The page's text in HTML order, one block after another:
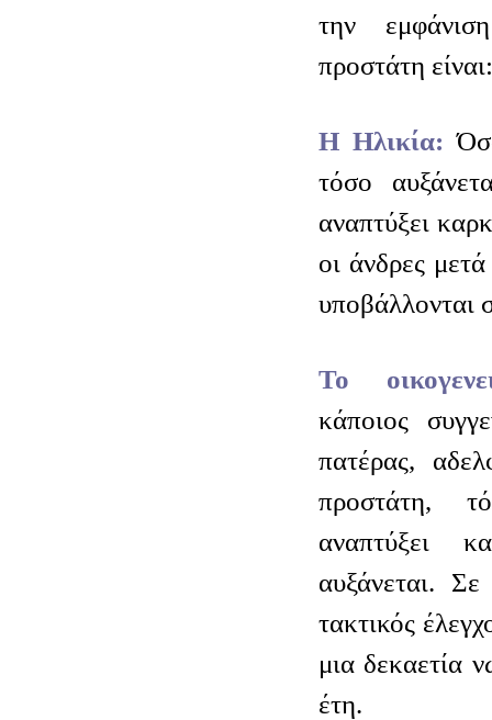
την
προστάτη είναι:
H Ηλικία:
τόσο
αναπτύξει
οι άνδρες
υποβάλλονται
Το
κάποιος
πατέρας,
προστάτη,
αναπτύξει
αυξάνεται. Σε
τακτικός
μια δεκαετία
έτη.